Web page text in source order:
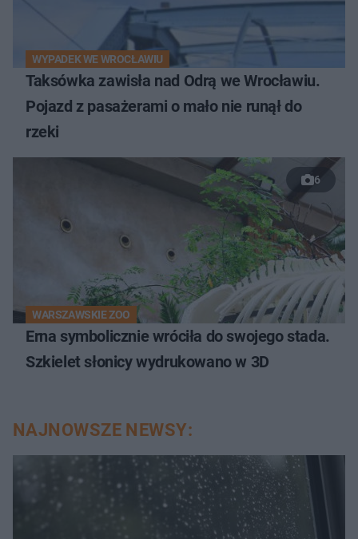
WYPADEK WE WROCŁAWIU
Taksówka zawisła nad Odrą we Wrocławiu.
Pojazd z pasażerami o mało nie runął do
rzeki
6
WARSZAWSKIE ZOO
Erna symbolicznie wróciła do swojego stada.
Szkielet słonicy wydrukowano w 3D
NAJNOWSZE NEWSY: